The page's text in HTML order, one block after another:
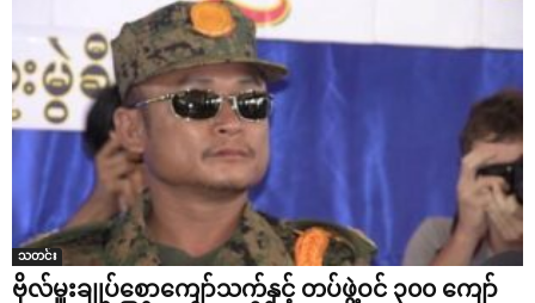
သတင်း
ဗိုလ်မှူးချုပ်စောကျော်သက်နှင့် တပ်ဖွဲ့ဝင် ၃၀၀ ကျော်